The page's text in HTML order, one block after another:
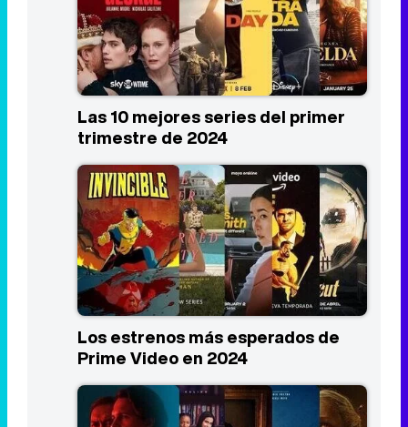
Las 10 mejores series del primer
trimestre de 2024
Los estrenos más esperados de
Prime Video en 2024